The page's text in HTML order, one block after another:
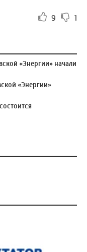
9 1
«Энергии» начали
«Энергии»